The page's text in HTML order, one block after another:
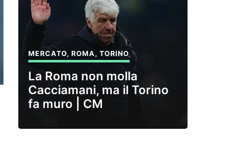
MERCATO,ROMA, TORINO
La Roma non molla
Cacciamani, ma il Torino
fa muro | CM